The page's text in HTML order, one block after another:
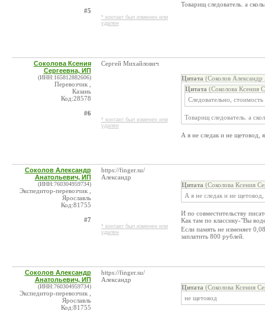
#5
* контакт был изменен или
удален
Товарищ следователь. а
Соколова Ксения
Сергеевна, ИП
(ИНН:165812882606)
Перевозчик ,
Казань
Код:28578
#6
Сергей Михайлович
* контакт был изменен или
удален
Цитата (Соколов
Цитата (Соколова Ксения
Следовательно,
Товарищ следователь. а
А я не следак и не щетовод,
Соколов Александр
Анатольевич, ИП
(ИНН:760304959734)
Экспедитор-перевозчик ,
Ярославль
Код:81755
#7
https://finger.su/
Александр
* контакт был изменен или
удален
Цитата (Соколова Ксения
А я не следак и не
И по совместительству
Как там по классику-"Вы
Если память не изменяет
заплатить 800 рублей.
Соколов Александр
Анатольевич, ИП
(ИНН:760304959734)
Экспедитор-перевозчик ,
Ярославль
Код:81755
https://finger.su/
Александр
Цитата (Соколова Ксения
не щетовод